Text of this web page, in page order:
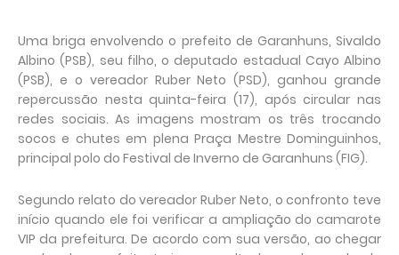
Uma briga envolvendo o prefeito de Garanhuns, Sivaldo
Albino (PSB), seu filho, o deputado estadual Cayo Albino
(PSB), e o vereador Ruber Neto (PSD), ganhou grande
repercussão nesta quinta-feira (17), após circular nas
redes sociais. As imagens mostram os três trocando
socos e chutes em plena Praça Mestre Dominguinhos,
principal polo do Festival de Inverno de Garanhuns (FIG).
Segundo relato do vereador Ruber Neto, o confronto teve
início quando ele foi verificar a ampliação do camarote
VIP da prefeitura. De acordo com sua versão, ao chegar